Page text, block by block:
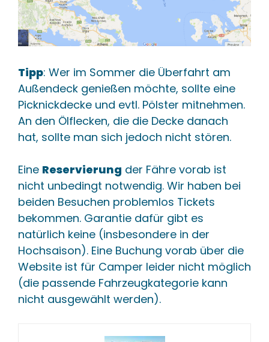
Tipp: Wer im Sommer die Überfahrt am
Außendeck genießen möchte, sollte eine
Picknickdecke und evtl. Pölster mitnehmen.
An den Ölflecken, die die Decke danach
hat, sollte man sich jedoch nicht stören.
Eine Reservierung der Fähre vorab ist
nicht unbedingt notwendig. Wir haben bei
beiden Besuchen problemlos Tickets
bekommen. Garantie dafür gibt es
natürlich keine (insbesondere in der
Hochsaison). Eine Buchung vorab über die
Website ist für Camper leider nicht möglich
(die passende Fahrzeugkategorie kann
nicht ausgewählt werden).